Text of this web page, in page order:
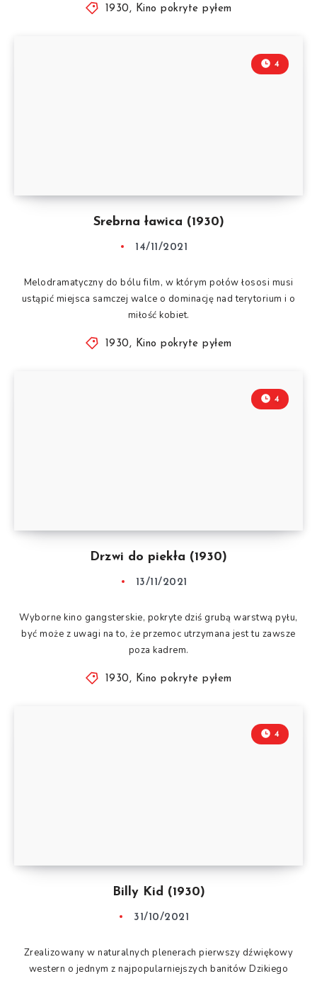
1930, Kino pokryte pyłem
Srebrna ławica (1930)
4
14/11/2021
Melodramatyczny do bólu film, w którym połów łososi musi
ustąpić miejsca samczej walce o dominację nad terytorium i o
miłość kobiet.
1930, Kino pokryte pyłem
Drzwi do piekła (1930)
4
13/11/2021
Wyborne kino gangsterskie, pokryte dziś grubą warstwą pyłu,
być może z uwagi na to, że przemoc utrzymana jest tu zawsze
poza kadrem.
1930, Kino pokryte pyłem
Billy Kid (1930)
4
31/10/2021
Zrealizowany w naturalnych plenerach pierwszy dźwiękowy
western o jednym z najpopularniejszych banitów Dzikiego